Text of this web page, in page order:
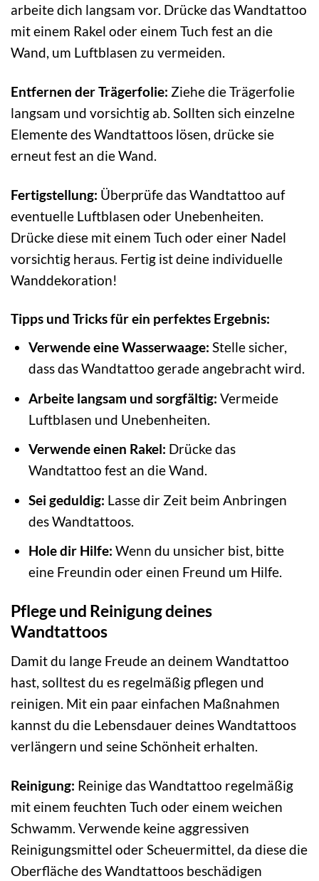
arbeite dich langsam vor. Drücke das Wandtattoo
mit einem Rakel oder einem Tuch fest an die
Wand, um Luftblasen zu vermeiden.
Entfernen der Trägerfolie: Ziehe die Trägerfolie
langsam und vorsichtig ab. Sollten sich einzelne
Elemente des Wandtattoos lösen, drücke sie
erneut fest an die Wand.
Fertigstellung: Überprüfe das Wandtattoo auf
eventuelle Luftblasen oder Unebenheiten.
Drücke diese mit einem Tuch oder einer Nadel
vorsichtig heraus. Fertig ist deine individuelle
Wanddekoration!
Tipps und Tricks für ein perfektes Ergebnis:
Verwende eine Wasserwaage: Stelle sicher,
dass das Wandtattoo gerade angebracht wird.
Arbeite langsam und sorgfältig: Vermeide
Luftblasen und Unebenheiten.
Verwende einen Rakel: Drücke das
Wandtattoo fest an die Wand.
Sei geduldig: Lasse dir Zeit beim Anbringen
des Wandtattoos.
Hole dir Hilfe: Wenn du unsicher bist, bitte
eine Freundin oder einen Freund um Hilfe.
Pflege und Reinigung deines
Wandtattoos
Damit du lange Freude an deinem Wandtattoo
hast, solltest du es regelmäßig pflegen und
reinigen. Mit ein paar einfachen Maßnahmen
kannst du die Lebensdauer deines Wandtattoos
verlängern und seine Schönheit erhalten.
Reinigung: Reinige das Wandtattoo regelmäßig
mit einem feuchten Tuch oder einem weichen
Schwamm. Verwende keine aggressiven
Reinigungsmittel oder Scheuermittel, da diese die
Oberfläche des Wandtattoos beschädigen